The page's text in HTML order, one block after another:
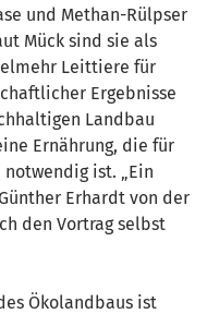
und Methan-Rülpser
Mück sind sie als
Leittiere für
Ergebnisse
Landbau
Ernährung, die für
notwendig ist. „Ein
Erhardt von der
den Vortrag selbst
Ökolandbaus ist